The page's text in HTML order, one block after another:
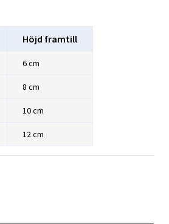
Höjd framtill
6 cm
8 cm
10 cm
12 cm